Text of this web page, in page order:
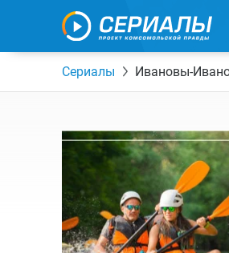
Сериалы Ивановы-